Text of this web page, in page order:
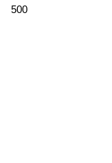
500